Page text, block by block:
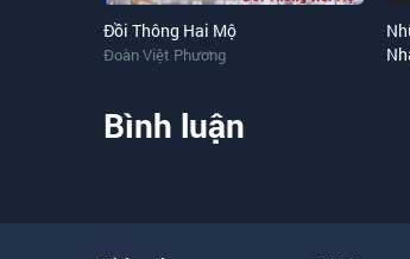
Đồi Thông Hai Mộ
Đoàn Việt Phương
Bình luận